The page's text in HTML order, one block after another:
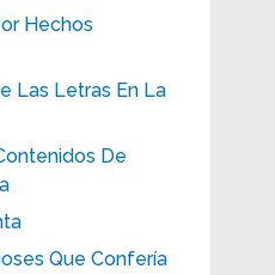
Hechos
Las Letras En La
De
Que Confería